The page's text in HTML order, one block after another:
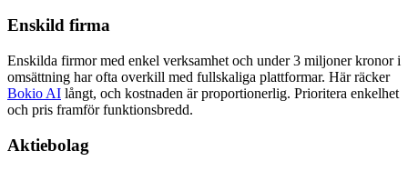
Enskild firma
Enskilda firmor med enkel verksamhet och under 3 miljoner kronor i
omsättning har ofta overkill med fullskaliga plattformar. Här räcker
Bokio AI långt, och kostnaden är proportionerlig. Prioritera enkelhet
och pris framför funktionsbredd.
Aktiebolag